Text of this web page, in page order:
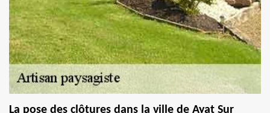
La pose des clôtures dans la ville de Ayat Sur